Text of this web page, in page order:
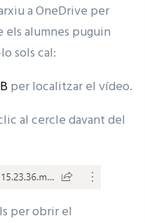
a OneDrive per
alumnes puguin
sols cal:
per localitzar el vídeo.
al cercle davant del
per obrir el